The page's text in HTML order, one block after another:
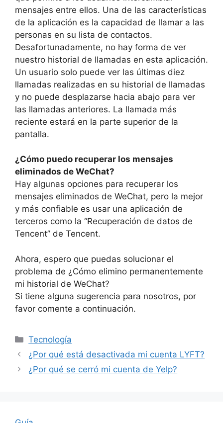
mensajes entre ellos. Una de las características
de la aplicación es la capacidad de llamar a las
personas en su lista de contactos.
Desafortunadamente, no hay forma de ver
nuestro historial de llamadas en esta aplicación.
Un usuario solo puede ver las últimas diez
llamadas realizadas en su historial de llamadas
y no puede desplazarse hacia abajo para ver
las llamadas anteriores. La llamada más
reciente estará en la parte superior de la
pantalla.
¿Cómo puedo recuperar los mensajes
eliminados de WeChat?
Hay algunas opciones para recuperar los
mensajes eliminados de WeChat, pero la mejor
y más confiable es usar una aplicación de
terceros como la “Recuperación de datos de
Tencent” de Tencent.
Ahora, espero que puedas solucionar el
problema de ¿Cómo elimino permanentemente
mi historial de WeChat?
Si tiene alguna sugerencia para nosotros, por
favor comente a continuación.
Categories
Tecnología
¿Por qué está desactivada mi cuenta LYFT?
¿Por qué se cerró mi cuenta de Yelp?